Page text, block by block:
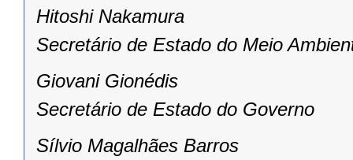
Hitoshi Nakamura
Secretário de Estado do Meio
Giovani Gionédis
Secretário de Estado do Governo
Sílvio Magalhães Barros